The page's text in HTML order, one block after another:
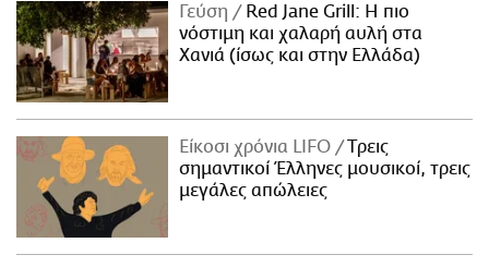
Γεύση
Red Jane Grill: Η πιο
νόστιμη και χαλαρή αυλή στα
Χανιά (ίσως και στην Ελλάδα)
Είκοσι χρόνια LIFO
Tρεις
σημαντικοί Έλληνες μουσικοί, τρεις
μεγάλες απώλειες